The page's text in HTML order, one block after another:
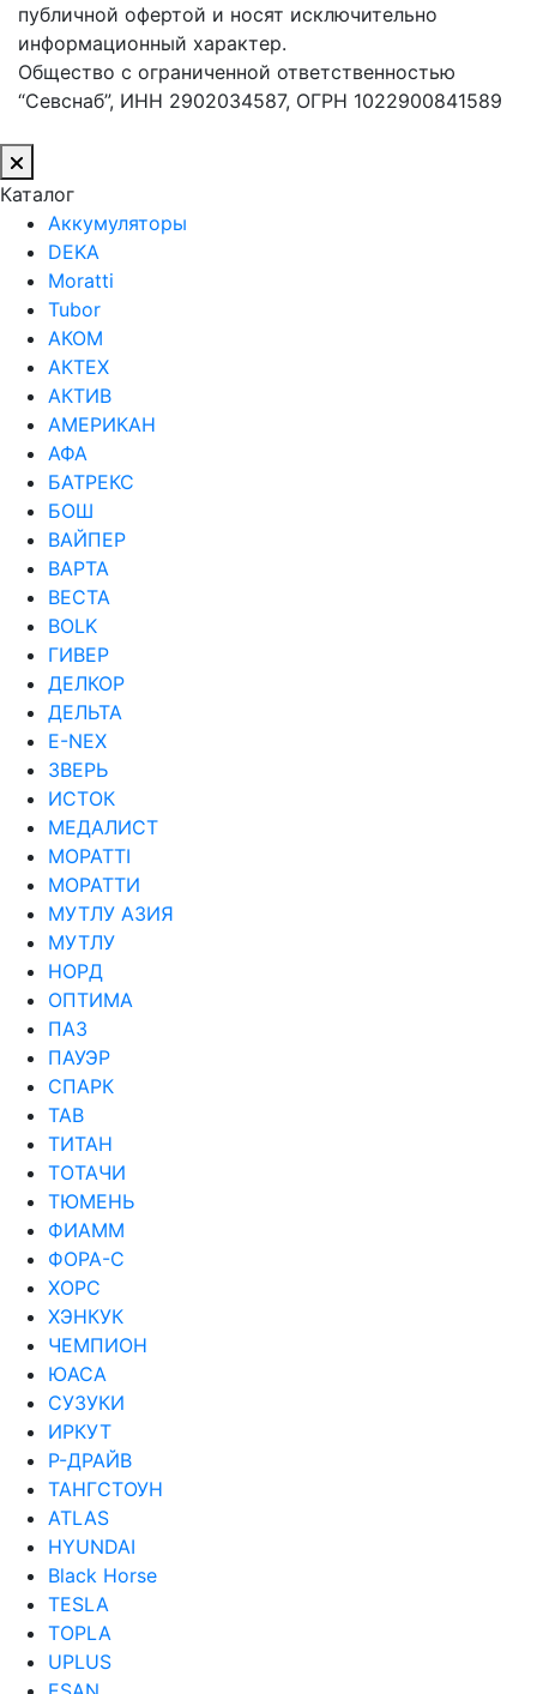
публичной офертой и носят исключительно
информационный характер.
Общество с ограниченной ответственностью
“Севснаб”, ИНН 2902034587, ОГРН 1022900841589
Каталог
Аккумуляторы
DEKA
Moratti
Tubor
АКОМ
АКТЕХ
АКТИВ
АМЕРИКАН
АФА
БАТРЕКС
БОШ
ВАЙПЕР
ВАРТА
ВЕСТА
ВОLK
ГИВЕР
ДЕЛКОР
ДЕЛЬТА
Е-NEX
ЗВЕРЬ
ИСТОК
МЕДАЛИСТ
МОРАТТI
МОРАТТИ
МУТЛУ АЗИЯ
МУТЛУ
НОРД
ОПТИМА
ПАЗ
ПАУЭР
СПАРК
ТАВ
ТИТАН
ТОТАЧИ
ТЮМЕНЬ
ФИАММ
ФОРА-С
ХОРС
ХЭНКУК
ЧЕМПИОН
ЮАСА
СУЗУКИ
ИРКУТ
Р-ДРАЙВ
ТАНГСТОУН
ATLAS
HYUNDAI
Black Horse
TESLA
TOPLA
UPLUS